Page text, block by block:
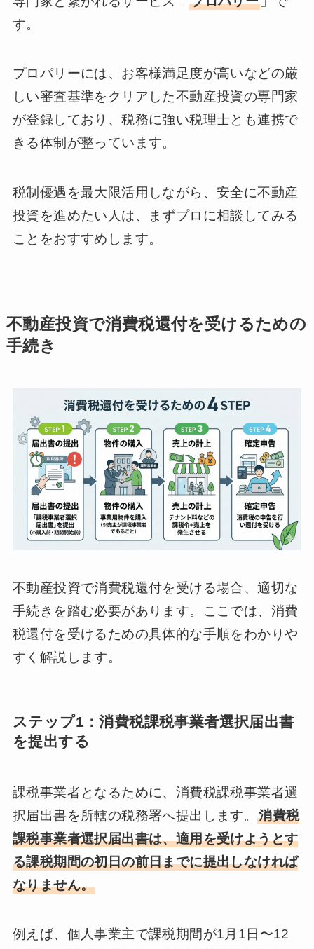
す。
プロパリーには、お客様満足度が高いなどの厳
しい審査基準をクリアした不動産投資の専門家
が登録しており、税務に強い税理士とも連携で
きる体制が整っています。
税制優遇を最大限活用しながら、安全に不動産
投資を進めたい人は、まずプロに相談してみる
ことをおすすめします。
不動産投資で消費税還付を受けるための
手続き
不動産投資で消費税還付を受ける場合、適切な
手続きを踏む必要があります。ここでは、消費
税還付を受けるための具体的な手順をわかりや
すく解説します。
ステップ1：消費税課税事業者選択届出書
を提出する
課税事業者となるために、消費税課税事業者選
択届出書を所轄の税務署へ提出します。消費税
課税事業者選択届出書は、適用を受けようとす
る課税期間の初日の前日までに提出しなければ
なりません。
例えば、個人事業主で課税期間が1月1日〜12